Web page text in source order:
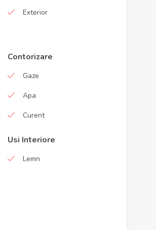
Exterior
Contorizare
Gaze
Apa
Curent
Usi Interiore
Lemn